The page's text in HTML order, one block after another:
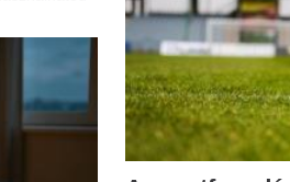
Az egészséges étkezési szokások egyre
nagyobb szerepet kapnak napjainkban, és
részben ennek köszönhető az álgabonák
növekvő népszerűsége. A köles, a quinoa és
a hajdina nevű magok különösen kedveltek
azok körében, akik változatosságot keresnek
a hagyományos gabonafélék között.